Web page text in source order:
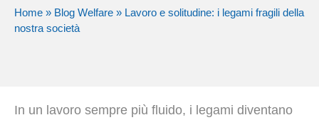
Home » Blog Welfare » Lavoro e solitudine: i legami fragili della
nostra società
In un lavoro sempre più fluido, i legami diventano